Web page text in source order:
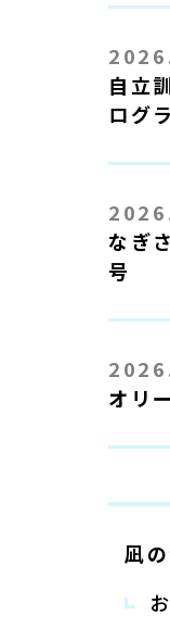
自立
ログ
なぎ
号
オリ
凪